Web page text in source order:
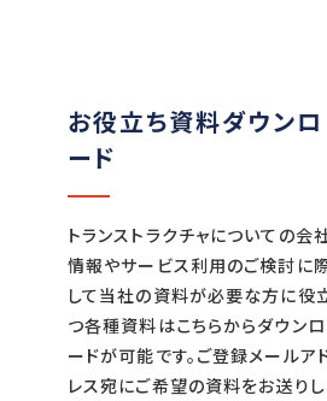
お役立ち資料ダウンロ
ード
トランストラクチャについての会
情報やサービス利用のご検討に
して当社の資料が必要な方に役
つ各種資料はこちらからダウンロ
ードが可能です。ご登録メールア
レス宛にご希望の資料をお送りし